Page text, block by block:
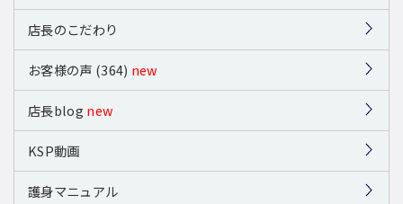
店長のこだわり
お客様の声 (364) new
店長blog new
KSP動画
護身マニュアル